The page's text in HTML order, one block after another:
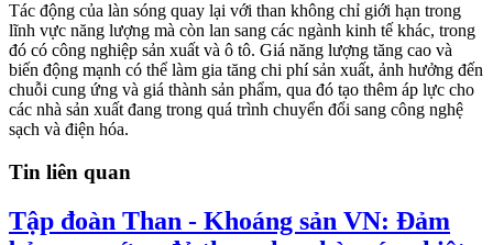
Tác động của làn sóng quay lại với than không chỉ giới hạn trong
lĩnh vực năng lượng mà còn lan sang các ngành kinh tế khác, trong
đó có công nghiệp sản xuất và ô tô. Giá năng lượng tăng cao và
biến động mạnh có thể làm gia tăng chi phí sản xuất, ảnh hưởng đến
chuỗi cung ứng và giá thành sản phẩm, qua đó tạo thêm áp lực cho
các nhà sản xuất đang trong quá trình chuyển đổi sang công nghệ
sạch và điện hóa.
Tin liên quan
Tập đoàn Than - Khoáng sản VN: Đảm